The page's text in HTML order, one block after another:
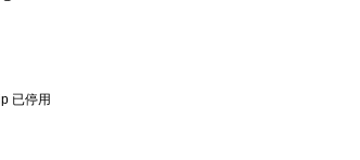
已停用